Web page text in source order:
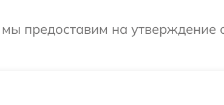
предоставим на утверждение